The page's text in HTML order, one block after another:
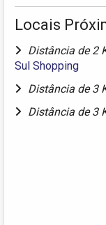
Locais
Distância de 2
Sul Shopping
Distância de 3
Distância de 3